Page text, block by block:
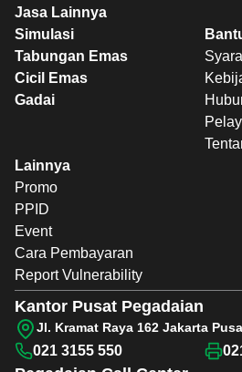
Jasa Lainnya
Simulasi
Tabungan Emas
Cicil Emas
Gadai
Lainnya
Promo
PPID
Event
Cara Pembayaran
Report Vulnerability
Kantor Pusat Pegadaian
Jl. Kramat Raya 162 Jakarta
021 3155 550